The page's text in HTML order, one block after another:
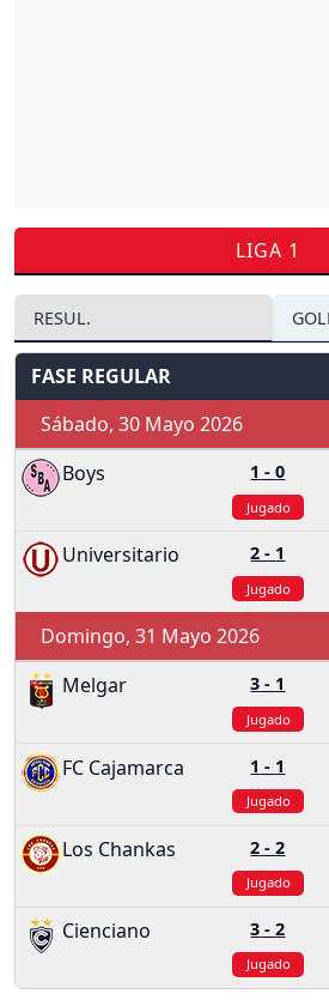
LIGA 1
RESUL.
FASE REGULAR
Sábado, 30 Mayo 2026
Boys
1 -0
Jugado
Universitario 2 - 1
Jugado
Domingo, 31 Mayo 2026
Melgar
3 - 1
Jugado
FC Cajamarca 1 - 1
Jugado
Los Chankas 2 -2
Jugado
Cienciano 3 -2
Jugado